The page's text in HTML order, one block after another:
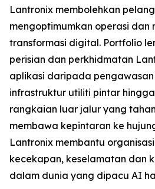
Lantronix membolehkan
mengoptimumkan operasi dan
transformasi digital. Portfolio
perisian dan perkhidmatan
aplikasi daripada
infrastruktur utiliti pintar
rangkaian luar jalur yang
membawa kepintaran ke
Lantronix membantu
kecekapan, keselamatan dan
dalam dunia yang dipacu AI